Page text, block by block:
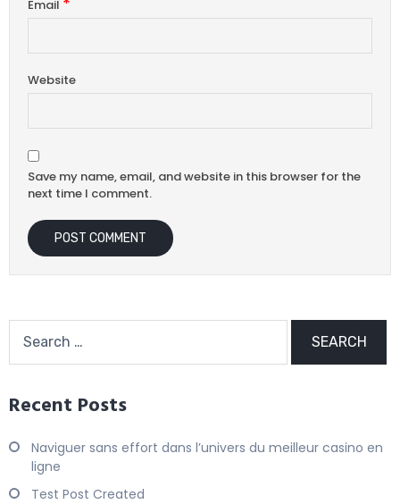
Email
Website
Save my name, email, and website in this browser for the
next time I comment.
Recent Posts
Naviguer sans effort dans l’univers du meilleur casino en
ligne
Test Post Created